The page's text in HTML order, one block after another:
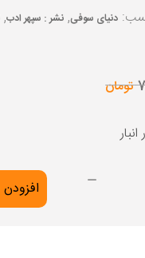
دنیای سوفی, نشر : سپهر ادب,
تومان
730.000 تومان
340.000 تومان